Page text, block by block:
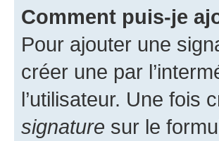
Comment puis-je
Pour ajouter une
créer une par
l’utilisateur. Une
signature sur le